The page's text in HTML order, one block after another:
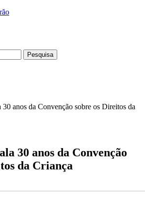
30 anos da Convenção sobre os Direitos da
30 anos da Convenção
da Criança